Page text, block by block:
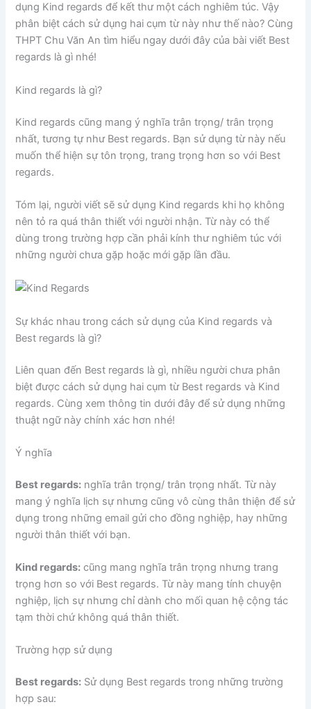
dụng Kind regards để kết thư một cách nghiêm túc. Vậy
phân biệt cách sử dụng hai cụm từ này như thế nào? Cùng
THPT Chu Văn An tìm hiểu ngay dưới đây của bài viết Best
regards là gì nhé!
Kind regards là gì?
Kind regards cũng mang ý nghĩa trân trọng/ trân trọng
nhất, tương tự như Best regards. Bạn sử dụng từ này nếu
muốn thể hiện sự tôn trọng, trang trọng hơn so với Best
regards.
Tóm lại, người viết sẽ sử dụng Kind regards khi họ không
nên tỏ ra quá thân thiết với người nhận. Từ này có thể
dùng trong trường hợp cần phải kính thư nghiêm túc với
những người chưa gặp hoặc mới gặp lần đầu.
Sự khác nhau trong cách sử dụng của Kind regards và
Best regards là gì?
Liên quan đến Best regards là gì, nhiều người chưa phân
biệt được cách sử dụng hai cụm từ Best regards và Kind
regards. Cùng xem thông tin dưới đây để sử dụng những
thuật ngữ này chính xác hơn nhé!
Ý nghĩa
Best regards: nghĩa trân trọng/ trân trọng nhất. Từ này
mang ý nghĩa lịch sự nhưng cũng vô cùng thân thiện để sử
dụng trong những email gửi cho đồng nghiệp, hay những
người thân thiết với bạn.
Kind regards: cũng mang nghĩa trân trọng nhưng trang
trọng hơn so với Best regards. Từ này mang tính chuyện
nghiệp, lịch sự nhưng chỉ dành cho mối quan hệ cộng tác
tạm thời chứ không quá thân thiết.
Trường hợp sử dụng
Best regards: Sử dụng Best regards trong những trường
hợp sau: